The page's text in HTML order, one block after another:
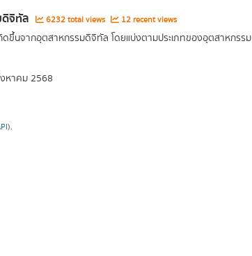
จิทัล 6232 total views 12 recent views
ขึ้นจากอุตสาหกรรมดิจิทัล โดยแบ่งตามประเภทของอุตสาหกรรม
หาคม 2568
).